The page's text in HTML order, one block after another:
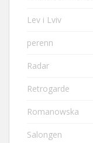
Lev i Lviv
perenn
Radar
Retrogarde
Romanowska
Salongen